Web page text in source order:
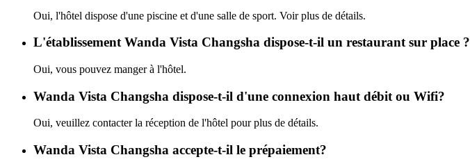
Oui, l'hôtel dispose d'une piscine et d'une salle de sport. Voir plus de détails.
L'établissement Wanda Vista Changsha dispose-t-il un restaurant sur place ?
Oui, vous pouvez manger à l'hôtel.
Wanda Vista Changsha dispose-t-il d'une connexion haut débit ou Wifi?
Oui, veuillez contacter la réception de l'hôtel pour plus de détails.
Wanda Vista Changsha accepte-t-il le prépaiement?